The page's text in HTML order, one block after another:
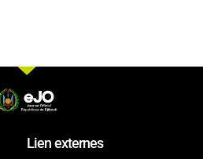
Lien externes